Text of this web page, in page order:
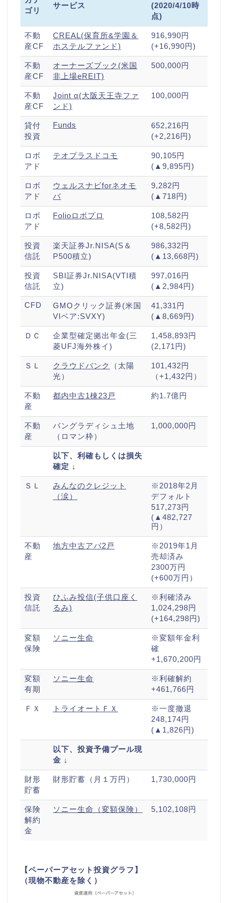
ゴリ
サービス
(2020/4/10時
点)
不動
産CF
CREAL(保育所&学園＆
ホステルファンド)
916,990円
(+16,990円)
不動
産CF
オーナーズブック(米国
非上場eREIT)
500,000円
不動
産CF
Joint α(大阪天王寺ファ
ンド)
100,000円
貸付
投資
Funds
652,216円
(+2,216円)
ロボ
アド
テオプラスドコモ
90,105円
(▲9,895円)
ロボ
アド
ウェルスナビforネオモ
バ
9,282円
(▲718円)
ロボ
アド
Folioロボプロ
108,582円
(+8,582円)
投資
信託
楽天証券Jr.NISA(S＆
P500積立)
986,332円
(▲13,668円)
投資
信託
SBI証券Jr.NISA(VTI積
立)
997,016円
(▲2,984円)
CFD
GMOクリック証券(米国
VIベア:SVXY)
41,331円
(▲8,669円)
ＤＣ
企業型確定拠出年金(三
菱UFJ海外株イ)
1,458,893円
(2,171円)
ＳＬ クラウドバンク
（太陽
光）
101,432円
（+1,432円）
不動
産
都内中古1棟23戸 約1.7億円
不動
産
バングラディシュ土地
（ロマン枠）
1,000,000円
以下、利確もしくは損失
確定 ↓
ＳＬ
みんなのクレジット
（涙）
※2018年2月
デフォルト
517,273円
(▲482,727
円）
不動
産
地方中古アパ2戸
※2019年1月
売却済み
2300万円
(+600万円）
投資
信託
ひふみ投信(子供口座く
るみ)
※利確済み
1,024,298円
(+164,298円)
変額
保険
ソニー生命
※変額年金利
確
+1,670,200円
変額
有期
ソニー生命
※利確解約
+461,766円
ＦＸ トライオートＦＸ
※一度撤退
248,174円
(▲1,826円)
以下、投資予備プール現
金 ↓
財形
貯蓄
財形貯蓄（月１万円） 1,730,000円
保険
解約
金
ソニー生命（変額保険） 5,102,108円
【ペーパーアセット投資グラフ】
（現物不動産を除く）